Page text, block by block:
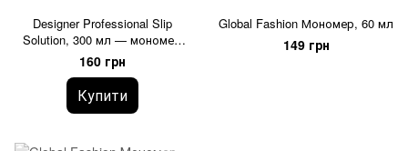
Designer Professional Slip
Solution, 300 мл — мономер
для роботи з полігелем
160 грн
Купити
Global Fashion Мономер, 60 мл
149 грн